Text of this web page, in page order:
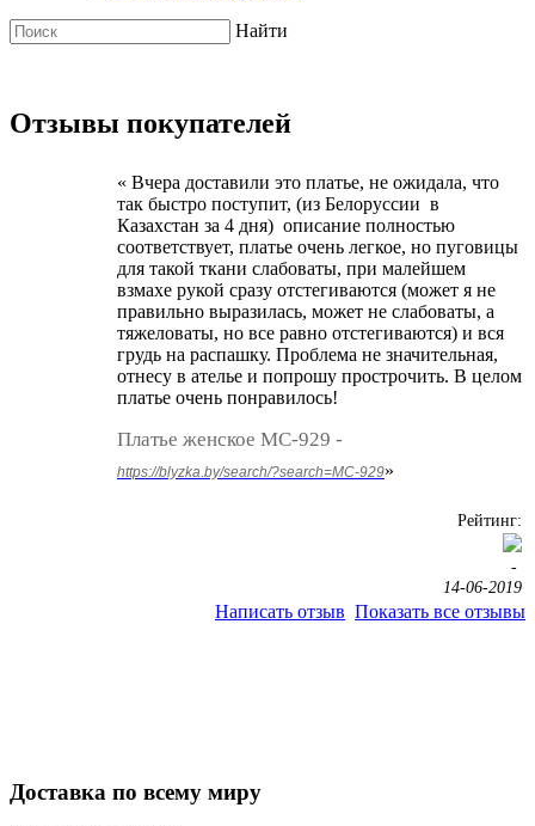
Найти
Отзывы покупателей
« Вчера доставили это платье, не ожидала, что
так быстро поступит, (из Белоруссии в
Казахстан за 4 дня) описание полностью
соответствует, платье очень легкое, но пуговицы
для такой ткани слабоваты, при малейшем
взмахе рукой сразу отстегиваются (может я не
правильно выразилась, может не слабоваты, а
тяжеловаты, но все равно отстегиваются) и вся
грудь на распашку. Проблема не значительная,
отнесу в ателье и попрошу прострочить. В целом
платье очень понравилось!
Платье женское MC-929 -
https://blyzka.by/search/?search=MC-929»
Рейтинг:
-
14-06-2019
Написать отзыв Показать все отзывы
Доставка по всему миру